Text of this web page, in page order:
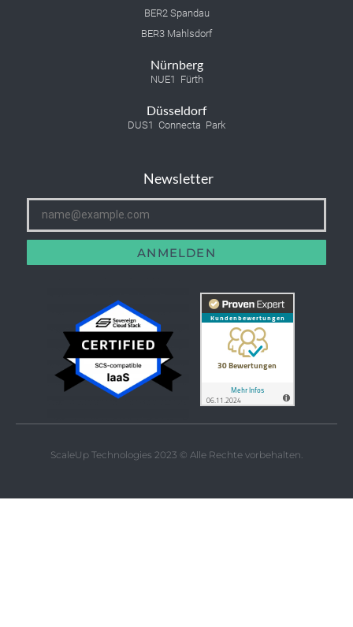
BER2 Spandau
BER3 Mahlsdorf
Nürnberg
NUE1 Fürth
Düsseldorf
DUS1 Connecta Park
Newsletter
ANMELDEN
ScaleUp Technologies 2023 © Alle Rechte vorbehalten.